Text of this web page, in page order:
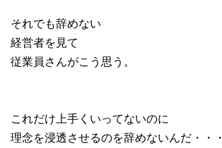
それでも辞めない
経営者を見て
従業員さんがこう思う。
これだけ上手くいってないのに
理念を浸透させるのを辞めないんだ・・・